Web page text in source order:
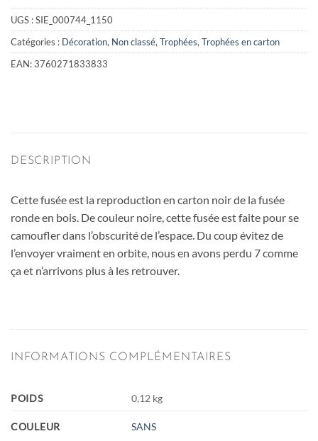
UGS :SIE_000744_1150
Catégories : Décoration, Non classé, Trophées, Trophées en carton
EAN:3760271833833
DESCRIPTION
Cette fusée est la reproduction en carton noir de la fusée
ronde en bois. De couleur noire, cette fusée est faite pour se
camoufler dans l’obscurité de l’espace. Du coup évitez de
l’envoyer vraiment en orbite, nous en avons perdu 7 comme
ça et n’arrivons plus à les retrouver.
INFORMATIONS COMPLÉMENTAIRES
POIDS 0,12 kg
COULEUR SANS